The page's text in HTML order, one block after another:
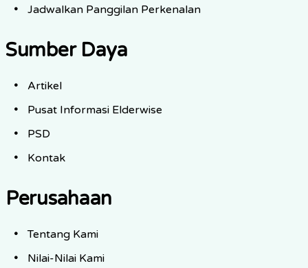
Jadwalkan Panggilan Perkenalan
Sumber Daya
Artikel
Pusat Informasi Elderwise
PSD
Kontak
Perusahaan
Tentang Kami
Nilai-Nilai Kami